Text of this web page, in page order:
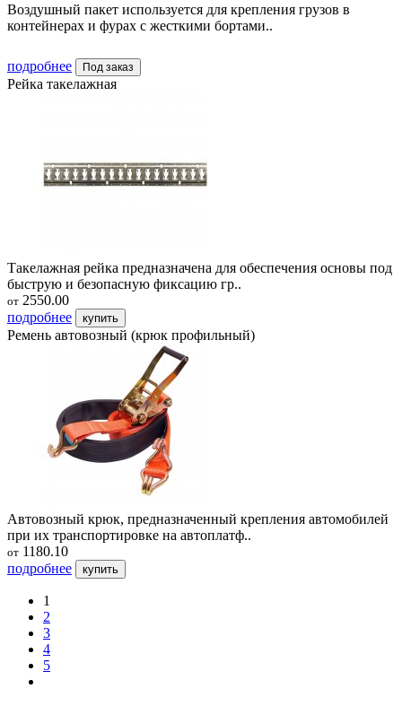
Воздушный пакет используется для крепления грузов в
контейнерах и фурах с жесткими бортами..
подробнее Под заказ
Рейка такелажная
Такелажная рейка предназначена для обеспечения основы под
быструю и безопасную фиксацию гр..
от 2550.00
подробнее
купить
Ремень автовозный (крюк профильный)
Автовозный крюк, предназначенный крепления автомобилей
при их транспортировке на автоплатф..
от 1180.10
подробнее
купить
1
2
3
4
5